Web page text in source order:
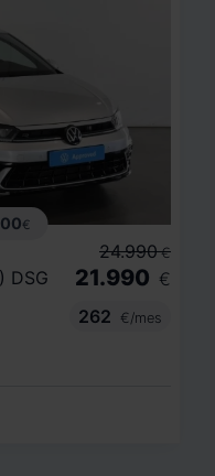
€
DSG
24.990 €
21.990 €
262
€/mes